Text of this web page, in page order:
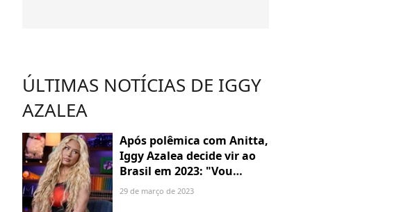
ÚLTIMAS NOTÍCIAS DE IGGY
AZALEA
Após polêmica com Anitta,
Iggy Azalea decide vir ao
Brasil em 2023: "Vou
arrasar"
29 de março de 2023